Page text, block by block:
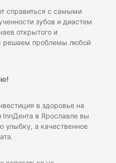
справиться с самыми
зубов и диастем
открытого и
решаем проблемы любой
в здоровье на
InnДента в Ярославле вы
улыбку, а качественное